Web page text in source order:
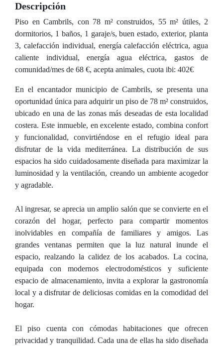
Descripción
Piso en Cambrils, con 78 m² construidos, 55 m² útiles, 2
dormitorios, 1 baños, 1 garaje/s, buen estado, exterior, planta
3, calefacción individual, energía calefacción eléctrica, agua
caliente individual, energía agua eléctrica, gastos de
comunidad/mes de 68 €, acepta animales, cuota ibi: 402€
En el encantador municipio de Cambrils, se presenta una
oportunidad única para adquirir un piso de 78 m² construidos,
ubicado en una de las zonas más deseadas de esta localidad
costera. Este inmueble, en excelente estado, combina confort
y funcionalidad, convirtiéndose en el refugio ideal para
disfrutar de la vida mediterránea. La distribución de sus
espacios ha sido cuidadosamente diseñada para maximizar la
luminosidad y la ventilación, creando un ambiente acogedor
y agradable.
Al ingresar, se aprecia un amplio salón que se convierte en el
corazón del hogar, perfecto para compartir momentos
inolvidables en compañía de familiares y amigos. Las
grandes ventanas permiten que la luz natural inunde el
espacio, realzando la calidez de los acabados. La cocina,
equipada con modernos electrodomésticos y suficiente
espacio de almacenamiento, invita a explorar la gastronomía
local y a disfrutar de deliciosas comidas en la comodidad del
hogar.
El piso cuenta con cómodas habitaciones que ofrecen
privacidad y tranquilidad. Cada una de ellas ha sido diseñada